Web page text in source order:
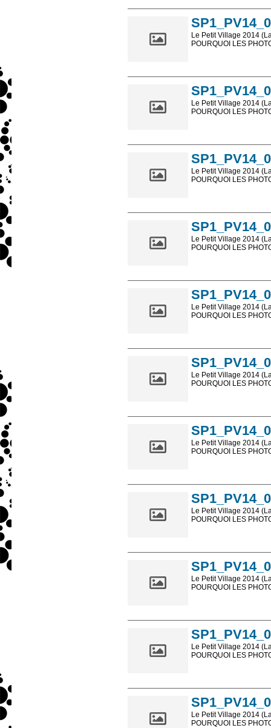
Le Petit Village 2014
POURQUOI LES
Le Petit Village 2014
POURQUOI LES
Le Petit Village 2014
POURQUOI LES
Le Petit Village 2014
POURQUOI LES
Le Petit Village 2014
POURQUOI LES
Le Petit Village 2014
POURQUOI LES
Le Petit Village 2014
POURQUOI LES
Le Petit Village 2014
POURQUOI LES
Le Petit Village 2014
POURQUOI LES
Le Petit Village 2014
POURQUOI LES
Le Petit Village 2014
POURQUOI LES